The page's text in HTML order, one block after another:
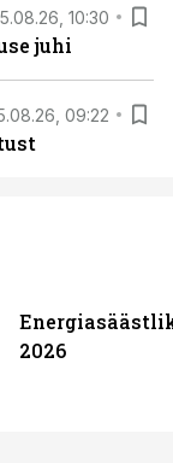
10:30
juhi
09:22
2026